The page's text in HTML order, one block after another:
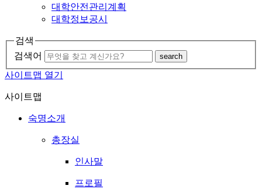
대학안전관리계획
대학정보공시
검색
검색어
search
사이트맵 열기
사이트맵
숙명소개
총장실
인사말
프로필